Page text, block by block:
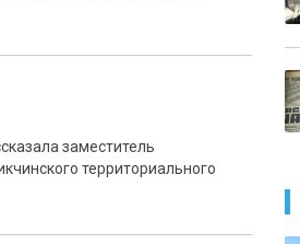
заместитель
территориального